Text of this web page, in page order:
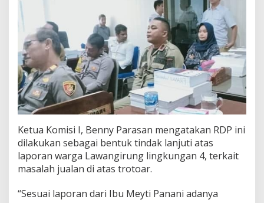
a
n
W
a
r
g
a
L
w
n
g
i
u
g
Ketua Komisi I, Benny Parasan mengatakan RDP ini
dilakukan sebagai bentuk tindak lanjuti atas
laporan warga Lawangirung lingkungan 4, terkait
masalah jualan di atas trotoar.
“Sesuai laporan dari Ibu Meyti Panani adanya